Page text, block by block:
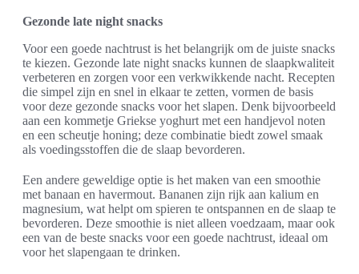
Gezonde late night snacks
Voor een goede nachtrust is het belangrijk om de juiste snacks
te kiezen. Gezonde late night snacks kunnen de slaapkwaliteit
verbeteren en zorgen voor een verkwikkende nacht. Recepten
die simpel zijn en snel in elkaar te zetten, vormen de basis
voor deze gezonde snacks voor het slapen. Denk bijvoorbeeld
aan een kommetje Griekse yoghurt met een handjevol noten
en een scheutje honing; deze combinatie biedt zowel smaak
als voedingsstoffen die de slaap bevorderen.
Een andere geweldige optie is het maken van een smoothie
met banaan en havermout. Bananen zijn rijk aan kalium en
magnesium, wat helpt om spieren te ontspannen en de slaap te
bevorderen. Deze smoothie is niet alleen voedzaam, maar ook
een van de beste snacks voor een goede nachtrust, ideaal om
voor het slapengaan te drinken.